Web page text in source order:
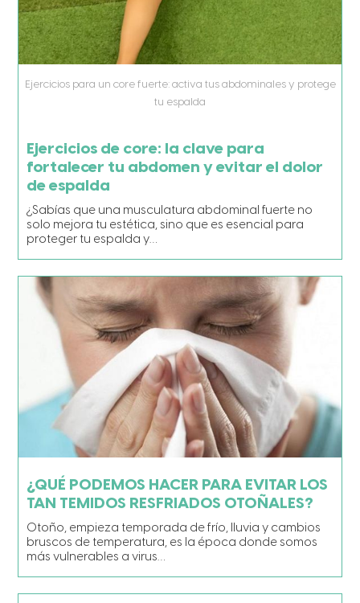
Ejercicios para un core fuerte: activa tus abdominales y protege
tu espalda
Ejercicios de core: la clave para
fortalecer tu abdomen y evitar el dolor
de espalda
¿Sabías que una musculatura abdominal fuerte no
solo mejora tu estética, sino que es esencial para
proteger tu espalda y…
¿QUÉ PODEMOS HACER PARA EVITAR LOS
TAN TEMIDOS RESFRIADOS OTOÑALES?
Otoño, empieza temporada de frío, lluvia y cambios
bruscos de temperatura, es la época donde somos
más vulnerables a virus…